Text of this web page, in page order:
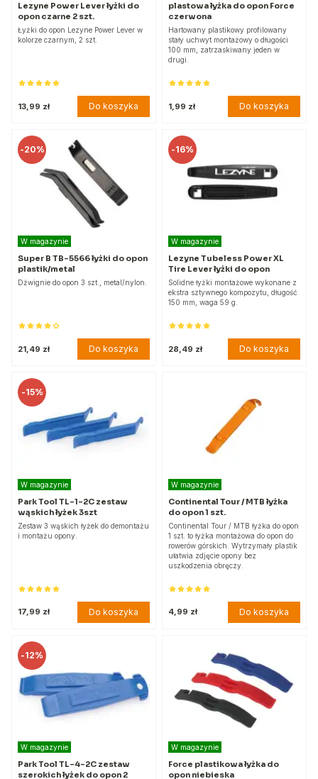
Lezyne Power Lever łyżki do
opon czarne 2 szt.
Łyżki do opon Lezyne Power Lever w
kolorze czarnym, 2 szt.
13,99 zł Do koszyka
plastowa łyżka do opon Force
czerwona
Hartowany plastikowy profilowany
stały uchwyt montażowy o długości
100 mm, zatrzaskiwany jeden w
drugi.
1,99 zł Do koszyka
-20%
W magazynie
Super B TB-5566 łyżki do opon
plastik/metal
Dźwignie do opon 3 szt., metal/nylon.
21,49 zł Do koszyka
-16%
W magazynie
Lezyne Tubeless Power XL
Tire Lever łyżki do opon
Solidne łyżki montażowe wykonane z
ekstra sztywnego kompozytu, długość
150 mm, waga 59 g.
28,49 zł Do koszyka
-15%
W magazynie
Park Tool TL-1-2C zestaw
wąskich łyżek 3szt
Zestaw 3 wąskich łyżek do demontażu
i montażu opony.
17,99 zł Do koszyka
W magazynie
Continental Tour / MTB łyżka
do opon 1 szt.
Continental Tour / MTB łyżka do opon
1 szt. to łyżka montażowa do opon do
rowerów górskich. Wytrzymały plastik
ułatwia zdjęcie opony bez
uszkodzenia obręczy.
4,99 zł Do koszyka
-12%
W magazynie
Park Tool TL-4-2C zestaw
szerokich łyżek do opon 2
W magazynie
Force plastikowa łyżka do
opon niebieska